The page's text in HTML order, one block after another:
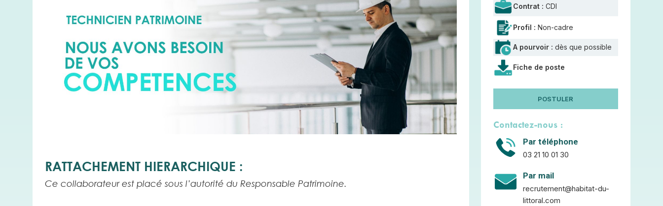
RATTACHEMENT HIERARCHIQUE :
Ce collaborateur est placé sous l’autorité du Responsable Patrimoine.
Contrat : CDI
Profil : Non-cadre
A pourvoir : dès que possible
Fiche de poste
POSTULER
Contactez-nous :
Par téléphone
03 21 10 01 30
Par mail
recrutement@habitat-du-
littoral.com